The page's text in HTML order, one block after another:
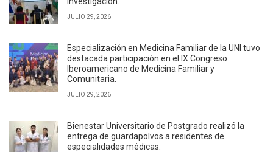
JULIO 29, 2026
Especialización en Medicina Familiar de la UNI tuvo
destacada participación en el IX Congreso
Iberoamericano de Medicina Familiar y
Comunitaria.
JULIO 29, 2026
Bienestar Universitario de Postgrado realizó la
entrega de guardapolvos a residentes de
especialidades médicas.